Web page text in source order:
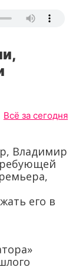
Всё за сегодня
Владимир
его в